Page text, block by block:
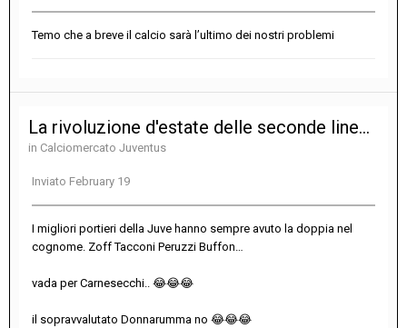
Temo che a breve il calcio sarà l’ultimo dei nostri problemi
La rivoluzione d'estate delle seconde linee senza soldi..
in Calciomercato Juventus
Inviato February 19
I migliori portieri della Juve hanno sempre avuto la doppia nel
cognome. Zoff Tacconi Peruzzi Buffon…
vada per Carnesecchi.. 😂😂😂
il sopravvalutato Donnarumma no 😂😂😂